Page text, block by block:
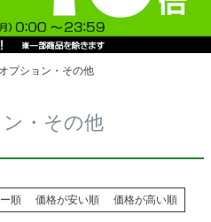
オプション・その他
・その他
順 価格が安い順 価格が高い順